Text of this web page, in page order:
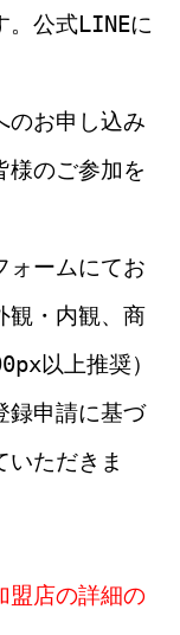
。公式LINEに
のお申し込み
様のご参加を
ォームにてお
観・内観、商
以上推奨）
録申請に基づ
いただきま
盟店の詳細の